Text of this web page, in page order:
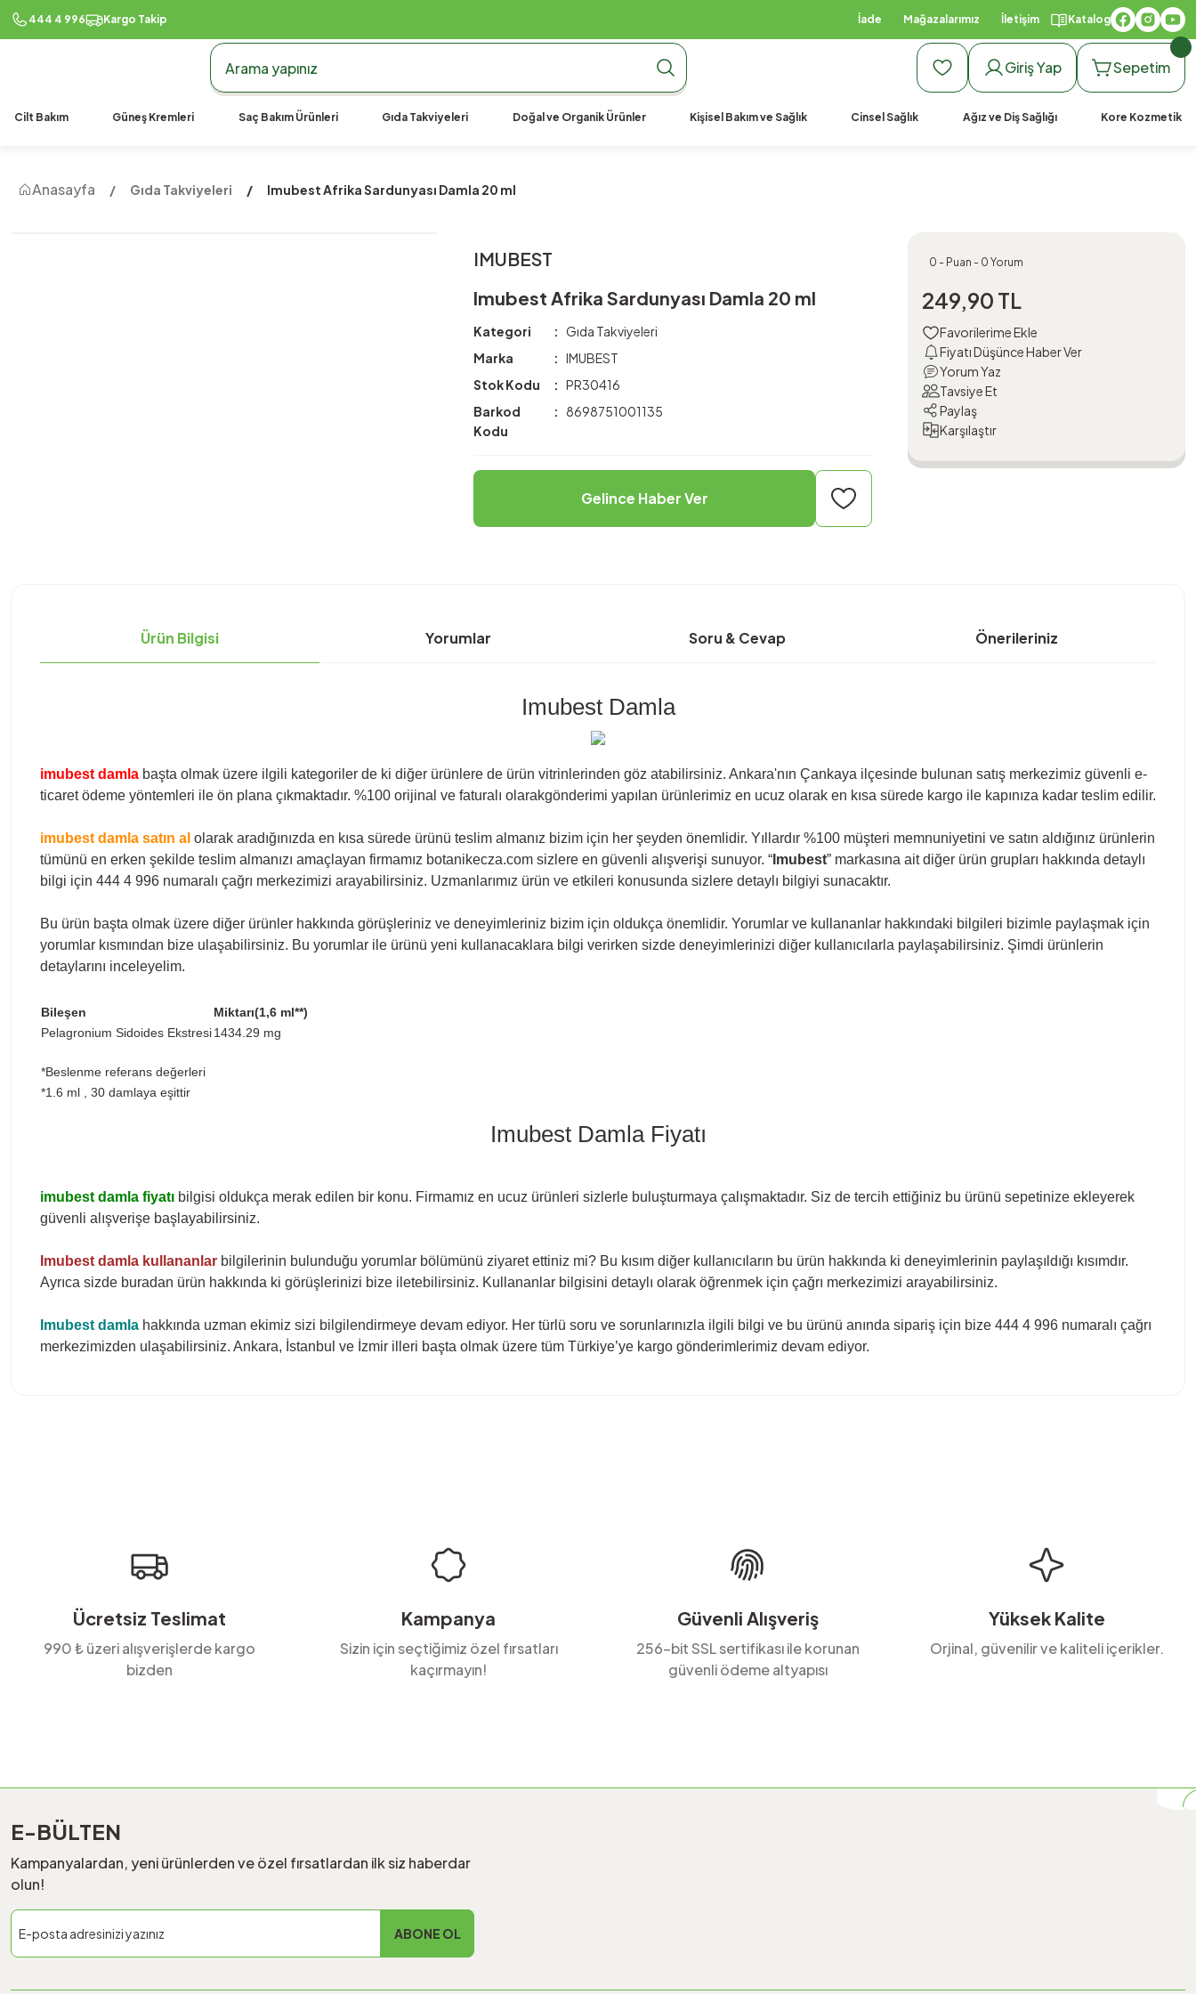
444 4 996 Kargo Takip
990 TL Üzeri Ücretsiz Kargo990 TL Üzeri Ücretsiz Kargo
İade Mağazalarımız İletişim Katalog
Giriş Yap Sepetim
Cilt Bakım Güneş Kremleri Saç Bakım Ürünleri Gıda Takviyeleri Doğal ve Organik Ürünler Kişisel Bakım ve Sağlık Cinsel Sağlık Ağız ve Diş Sağlığı Kore Kozmetik
Anasayfa Gıda Takviyeleri Imubest Afrika Sardunyası Damla 20 ml
IMUBEST
Imubest Afrika Sardunyası Damla 20 ml
Kategori
Gıda Takviyeleri
Marka
IMUBEST
Stok Kodu
PR30416
Barkod
Kodu
8698751001135
Gelince Haber Ver
0 - Puan - 0 Yorum
249,90 TL
Fiyatı Düşünce Haber Ver
Yorum Yaz
Tavsiye Et
Paylaş
Karşılaştır
Ürün Bilgisi Yorumlar Soru & Cevap Önerileriniz
Imubest Damla
imubest damla başta olmak üzere ilgili kategoriler de ki diğer ürünlere de ürün vitrinlerinden göz atabilirsiniz. Ankara'nın Çankaya ilçesinde bulunan satış merkezimiz güvenli e-
ticaret ödeme yöntemleri ile ön plana çıkmaktadır. %100 orijinal ve faturalı olarakgönderimi yapılan ürünlerimiz en ucuz olarak en kısa sürede kargo ile kapınıza kadar teslim edilir.
imubest damla satın al olarak aradığınızda en kısa sürede ürünü teslim almanız bizim için her şeyden önemlidir. Yıllardır %100 müşteri memnuniyetini ve satın aldığınız ürünlerin
tümünü en erken şekilde teslim almanızı amaçlayan firmamız botanikecza.com sizlere en güvenli alışverişi sunuyor. “ Imubest” markasına ait diğer ürün grupları hakkında detaylı
bilgi için 444 4 996 numaralı çağrı merkezimizi arayabilirsiniz. Uzmanlarımız ürün ve etkileri konusunda sizlere detaylı bilgiyi sunacaktır.
Bu ürün başta olmak üzere diğer ürünler hakkında görüşleriniz ve deneyimleriniz bizim için oldukça önemlidir. Yorumlar ve kullananlar hakkındaki bilgileri bizimle paylaşmak için
yorumlar kısmından bize ulaşabilirsiniz. Bu yorumlar ile ürünü yeni kullanacaklara bilgi verirken sizde deneyimlerinizi diğer kullanıcılarla paylaşabilirsiniz. Şimdi ürünlerin
detaylarını inceleyelim.
Bileşen
Miktarı(1,6 ml**)
Pelagronium Sidoides Ekstresi1434.29 mg
*Beslenme referans değerleri
*1.6 ml , 30 damlaya eşittir
Imubest Damla Fiyatı
imubest damla fiyatı bilgisi oldukça merak edilen bir konu. Firmamız en ucuz ürünleri sizlerle buluşturmaya çalışmaktadır. Siz de tercih ettiğiniz bu ürünü sepetinize ekleyerek
güvenli alışverişe başlayabilirsiniz.
Imubest damla kullananlar bilgilerinin bulunduğu yorumlar bölümünü ziyaret ettiniz mi? Bu kısım diğer kullanıcıların bu ürün hakkında ki deneyimlerinin paylaşıldığı kısımdır.
Ayrıca sizde buradan ürün hakkında ki görüşlerinizi bize iletebilirsiniz. Kullananlar bilgisini detaylı olarak öğrenmek için çağrı merkezimizi arayabilirsiniz.
Imubest damla hakkında uzman ekimiz sizi bilgilendirmeye devam ediyor. Her türlü soru ve sorunlarınızla ilgili bilgi ve bu ürünü anında sipariş için bize 444 4 996 numaralı çağrı
merkezimizden ulaşabilirsiniz. Ankara, İstanbul ve İzmir illeri başta olmak üzere tüm Türkiye’ye kargo gönderimlerimiz devam ediyor.
Bu ürüne benzer farklı alternatifler olmalı.
Ücretsiz Teslimat
990 ₺ üzeri alışverişlerde kargo
bizden
Kampanya
Sizin için seçtiğimiz özel fırsatları
kaçırmayın!
Güvenli Alışveriş
256-bit SSL sertifikası ile korunan
güvenli ödeme altyapısı
Yüksek Kalite
Orjinal, güvenilir ve kaliteli içerikler.
E-BÜLTEN
Kampanyalardan, yeni ürünlerden ve özel fırsatlardan ilk siz haberdar
olun!
ABONE OL